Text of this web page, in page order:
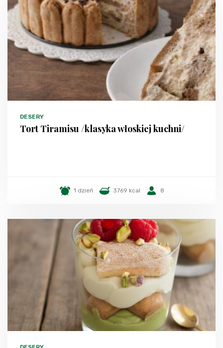
DESERY
Tort Tiramisu /klasyka włoskiej kuchni/
1 dzień 3769 kcal 8